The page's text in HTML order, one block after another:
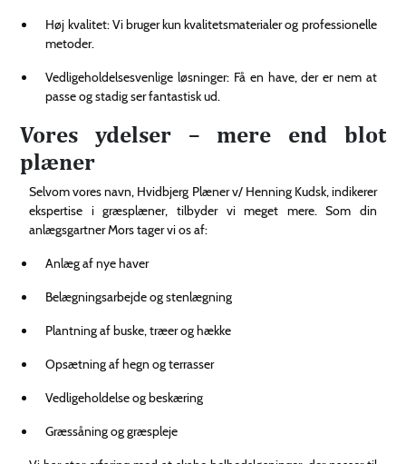
Høj kvalitet: Vi bruger kun kvalitetsmaterialer og professionelle
metoder.
Vedligeholdelsesvenlige løsninger: Få en have, der er nem at
passe og stadig ser fantastisk ud.
Vores ydelser – mere end blot
plæner
Selvom vores navn, Hvidbjerg Plæner v/ Henning Kudsk, indikerer
ekspertise i græsplæner, tilbyder vi meget mere. Som din
anlægsgartner Mors tager vi os af:
Anlæg af nye haver
Belægningsarbejde og stenlægning
Plantning af buske, træer og hække
Opsætning af hegn og terrasser
Vedligeholdelse og beskæring
Græssåning og græspleje